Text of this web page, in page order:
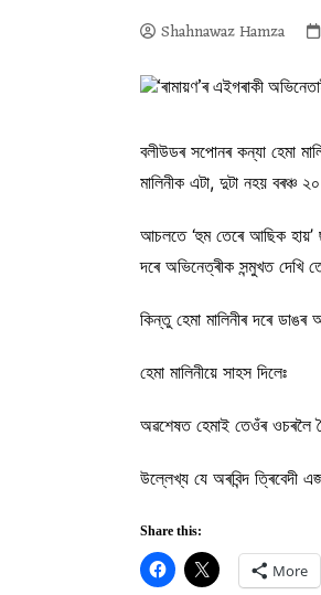
Shahnawaz Hamza
বলীউডৰ সপোনৰ কন্যা হেমা
মালিনীক এটা, দুটা নহয় বৰঞ্চ
আচলতে ‘হুম তেৰে আছিক হায়’
দৰে অভিনেত্ৰীক সন্মুখত দেখি
কিন্তু হেমা মালিনীৰ দৰে
হেমা মালিনীয়ে সাহস দিলেঃ
অৱশেষত হেমাই তেওঁৰ ওচৰলৈ
উল্লেখ্য যে অৰবিন্দ ত্ৰিবেদী
Share this:
More